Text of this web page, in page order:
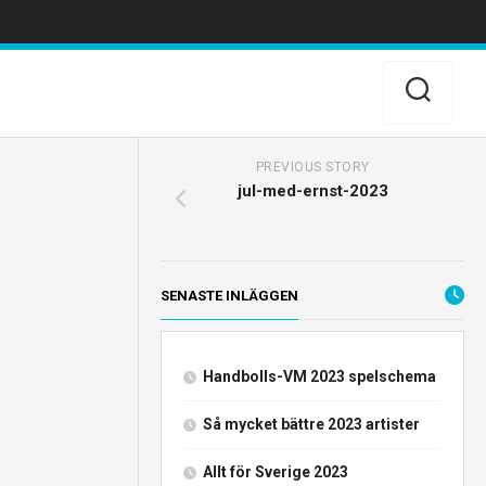
PREVIOUS STORY
jul-med-ernst-2023
SENASTE INLÄGGEN
Handbolls-VM 2023 spelschema
Så mycket bättre 2023 artister
Allt för Sverige 2023